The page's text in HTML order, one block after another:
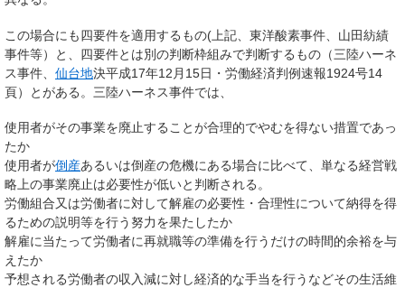
この場合にも四要件を適用するもの(上記、東洋酸素事件、山田紡績
事件等）と、四要件とは別の判断枠組みで判断するもの（三陸ハーネ
ス事件、 仙台地決平成17年12月15日・労働経済判例速報1924号14
頁）とがある。三陸ハーネス事件では、
使用者がその事業を廃止することが合理的でやむを得ない措置であっ
たか
使用者が倒産あるいは倒産の危機にある場合に比べて、単なる経営戦
略上の事業廃止は必要性が低いと判断される。
労働組合又は労働者に対して解雇の必要性・合理性について納得を得
るための説明等を行う努力を果たしたか
解雇に当たって労働者に再就職等の準備を行うだけの時間的余裕を与
えたか
予想される労働者の収入減に対し経済的な手当を行うなどその生活維